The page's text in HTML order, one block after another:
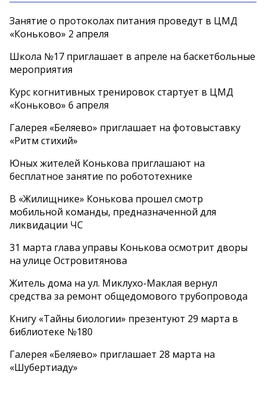
Занятие о протоколах питания проведут в ЦМД
«Коньково» 2 апреля
Школа №17 приглашает в апреле на баскетбольные
мероприятия
Курс когнитивных тренировок стартует в ЦМД
«Коньково» 6 апреля
Галерея «Беляево» приглашает на фотовыставку
«Ритм стихий»
Юных жителей Конькова приглашают на
бесплатное занятие по робототехнике
В «Жилищнике» Конькова прошел смотр
мобильной команды, предназначенной для
ликвидации ЧС
31 марта глава управы Конькова осмотрит дворы
на улице Островитянова
Житель дома на ул. Миклухо-Маклая вернул
средства за ремонт общедомового трубопровода
Книгу «Тайны биологии» презентуют 29 марта в
библиотеке №180
Галерея «Беляево» приглашает 28 марта на
«Шубертиаду»